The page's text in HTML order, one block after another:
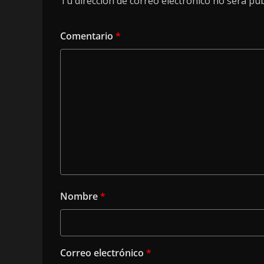
Comentario *
Nombre*
Correo electrónico *